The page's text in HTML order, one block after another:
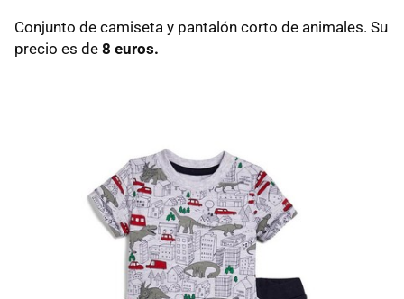
Conjunto de camiseta y pantalón corto de animales. Su
precio es de 8 euros.